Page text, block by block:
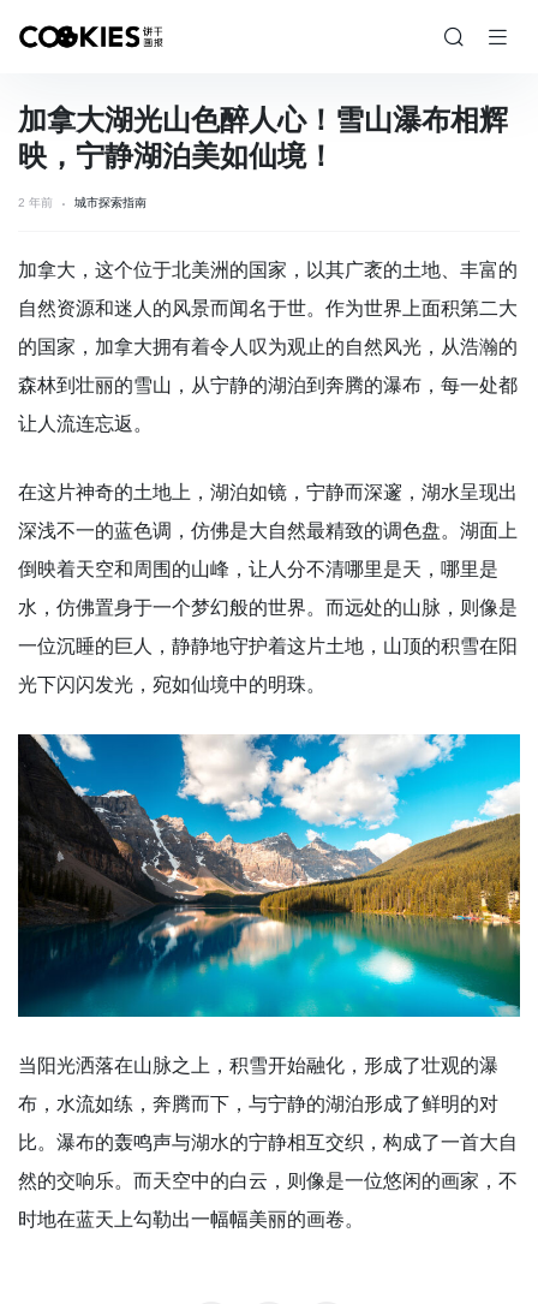
加拿大湖光山色醉人心！雪山瀑布相辉
映，宁静湖泊美如仙境！
2 年前 城市探索指南
加拿大，这个位于北美洲的国家，以其广袤的土地、丰富的
自然资源和迷人的风景而闻名于世。作为世界上面积第二大
的国家，加拿大拥有着令人叹为观止的自然风光，从浩瀚的
森林到壮丽的雪山，从宁静的湖泊到奔腾的瀑布，每一处都
让人流连忘返。
在这片神奇的土地上，湖泊如镜，宁静而深邃，湖水呈现出
深浅不一的蓝色调，仿佛是大自然最精致的调色盘。湖面上
倒映着天空和周围的山峰，让人分不清哪里是天，哪里是
水，仿佛置身于一个梦幻般的世界。而远处的山脉，则像是
一位沉睡的巨人，静静地守护着这片土地，山顶的积雪在阳
光下闪闪发光，宛如仙境中的明珠。
当阳光洒落在山脉之上，积雪开始融化，形成了壮观的瀑
布，水流如练，奔腾而下，与宁静的湖泊形成了鲜明的对
比。瀑布的轰鸣声与湖水的宁静相互交织，构成了一首大自
然的交响乐。而天空中的白云，则像是一位悠闲的画家，不
时地在蓝天上勾勒出一幅幅美丽的画卷。